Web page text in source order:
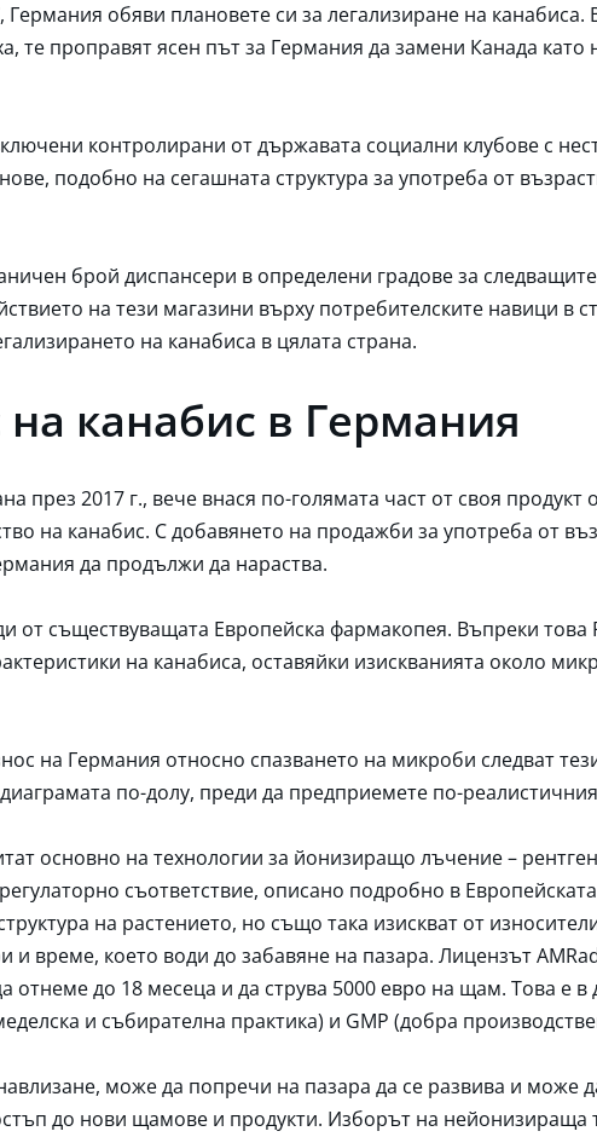
обяви плановете си за легализиране на канабиса.
те проправят ясен път за Германия да замени Канада като
контролирани от държавата социални клубове с
подобно на сегашната структура за употреба от
брой диспансери в определени градове за
на тези магазини върху потребителските навици в
на канабиса в цялата страна.
канабис в Германия
през 2017 г., вече внася по-голямата част от своя продукт
на канабис. С добавянето на продажби за употреба от
да продължи да нараства.
от съществуващата Европейска фармакопея. Въпреки това
на канабиса, оставяйки изискванията около
на Германия относно спазването на микроби следват
по-долу, преди да предприемете по-
основно на технологии за йонизиращо лъчение –
съответствие, описано подробно в
на растението, но също така изискват от
време, което води до забавяне на пазара. Лицензът
до 18 месеца и да струва 5000 евро на щам. Това е
и събирателна практика) и GMP (добра
може да попречи на пазара да се развива и може
до нови щамове и продукти. Изборът на нейонизираща